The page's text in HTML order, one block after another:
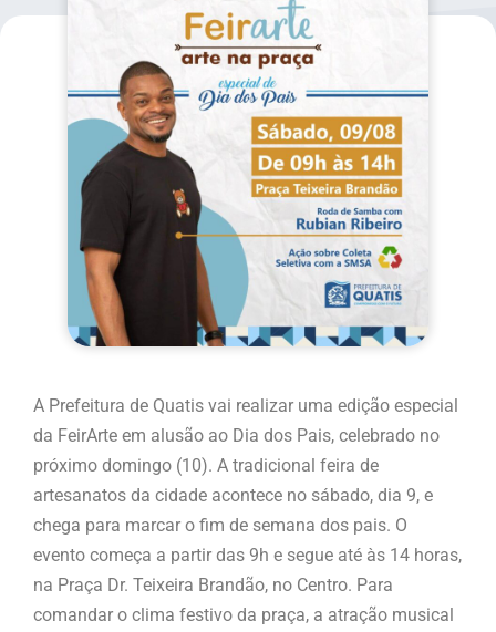
A Prefeitura de Quatis vai realizar uma edição especial
da FeirArte em alusão ao Dia dos Pais, celebrado no
próximo domingo (10). A tradicional feira de
artesanatos da cidade acontece no sábado, dia 9, e
chega para marcar o fim de semana dos pais. O
evento começa a partir das 9h e segue até às 14 horas,
na Praça Dr. Teixeira Brandão, no Centro. Para
comandar o clima festivo da praça, a atração musical